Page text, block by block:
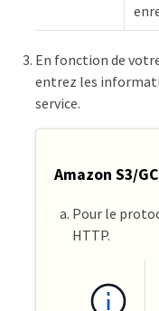
En fonction de
entrez les
service.
Amazon S3/
Pour le
HTTP.